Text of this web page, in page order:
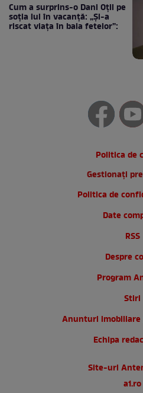
Cum a surprins-o Dani Oțil pe
soția lui în vacanță: „Și-a
riscat viața în baia fetelor”:
Politica de
Gestionați
Politica de
Date
RSS
Despre
Program
Stiri
Anunturi imobiliare
Echipa
Site-uri
a1.ro